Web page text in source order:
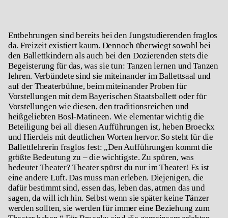
Entbehrungen sind bereits bei den Jungstudierenden fraglos
da. Freizeit existiert kaum. Dennoch überwiegt sowohl bei
den Ballettkindern als auch bei den Dozierenden stets die
Begeisterung für das, was sie tun: Tanzen lernen und Tanzen
lehren. Verbündete sind sie miteinander im Ballettsaal und
auf der Theaterbühne, beim miteinander Proben für
Vorstellungen mit dem Bayerischen Staatsballett oder für
Vorstellungen wie diesen, den traditionsreichen und
heißgeliebten Bosl-Matineen. Wie elementar wichtig die
Beteiligung bei all diesen Aufführungen ist, heben Broeckx
und Hierdeis mit deutlichen Worten hervor. So steht für die
Ballettlehrerin fraglos fest: „Den Aufführungen kommt die
größte Bedeutung zu – die wichtigste. Zu spüren, was
bedeutet Theater? Theater spürst du nur im Theater! Es ist
eine andere Luft. Das muss man erleben. Diejenigen, die
dafür bestimmt sind, essen das, leben das, atmen das und
sagen, da will ich hin. Selbst wenn sie später keine Tänzer
werden sollten, sie werden für immer eine Beziehung zum